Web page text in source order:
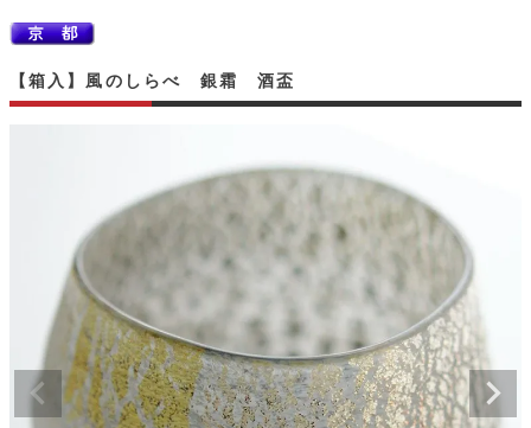
【箱入】風のしらべ 銀霜 酒盃